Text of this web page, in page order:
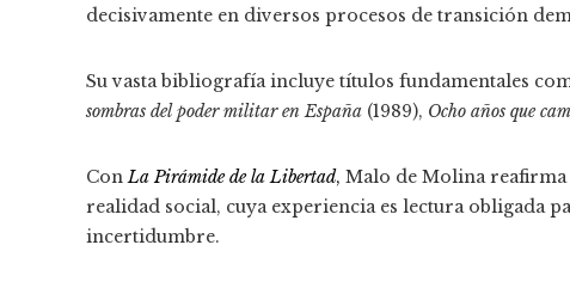
decisivamente en diversos procesos de transición
Su vasta bibliografía incluye títulos fundamentales
sombras del poder militar en España (1989), Ocho años que
ConLa Pirámide de la Libertad, Malo de Molina
realidad social, cuya experiencia es lectura obligada
incertidumbre.